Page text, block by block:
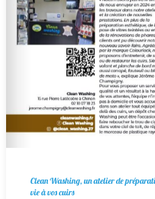
Clean Washing, un atelier de
vie à vos cuirs